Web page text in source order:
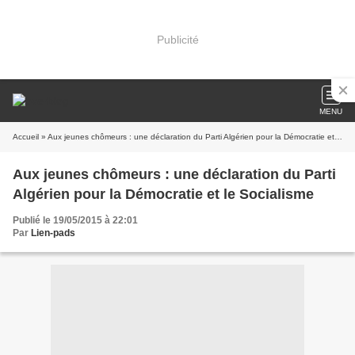
Publicité
MENU
Accueil » Aux jeunes chômeurs : une déclaration du Parti Algérien pour la Démocratie et le Socialisme
Aux jeunes chômeurs : une déclaration du Parti
Algérien pour la Démocratie et le Socialisme
Publié le 19/05/2015 à 22:01
Par Lien-pads